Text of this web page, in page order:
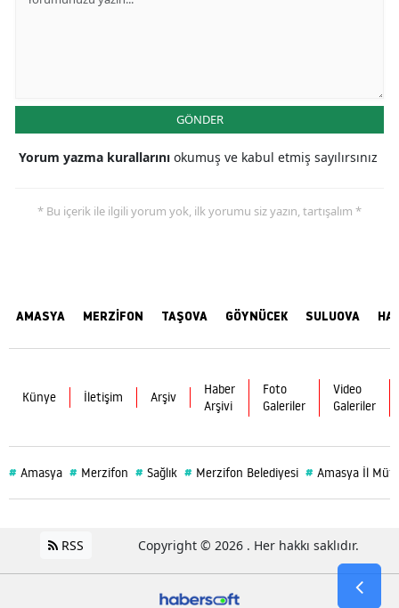
GÖNDER
Yorum yazma kurallarını okumuş ve kabul etmiş sayılırsınız
* Bu içerik ile ilgili yorum yok, ilk yorumu siz yazın, tartışalım *
AMASYA MERZİFON TAŞOVA GÖYNÜCEK SULUOVA
Künye İletişim Arşiv
Haber
Arşivi
Foto
Galeriler
Video
Galeriler
# Amasya # Merzifon # Sağlık # Merzifon Belediyesi # Amasya İl
RSS Copyright © 2026 . Her hakkı saklıdır.